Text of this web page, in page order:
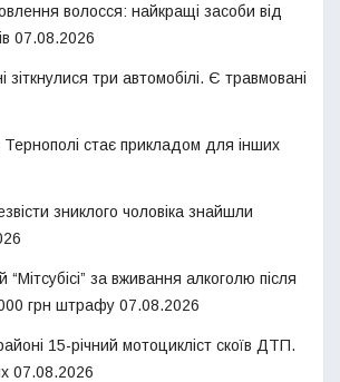
волосся: найкращі засоби від
07.08.2026
три автомобілі. Є травмовані
Тернополі стає прикладом для інших
зниклого чоловіка знайшли
“Мітсубісі” за вживання алкоголю після
грн штрафу 07.08.2026
15-річний мотоцикліст скоїв ДТП.
07.08.2026